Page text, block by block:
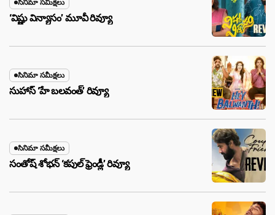
సినిమా సమీక్షలు
‘విష్ణు విన్యాసం’ మూవీ రివ్యూ
సినిమా సమీక్షలు
సుహాస్ ‘హే బలవంత్’ రివ్యూ
సినిమా సమీక్షలు
సంతోష్ శోభన్ ‘కపుల్ ఫ్రెండ్లీ’ రివ్యూ